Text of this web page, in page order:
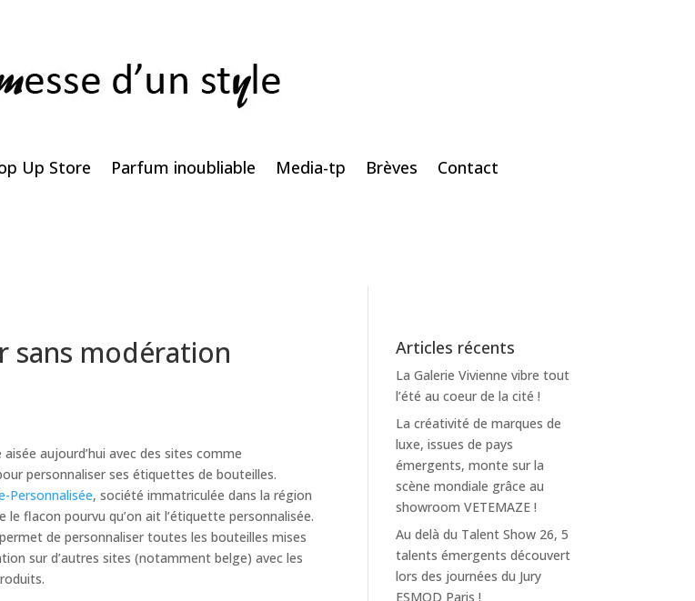
Up Store Parfum inoubliable Media-tp Brèves Contact
sans modération
aujourd’hui avec des sites comme
personnaliser ses étiquettes de bouteilles.
Personnalisée, société immatriculée dans la région
flacon pourvu qu’on ait l’étiquette personnalisée.
de personnaliser toutes les bouteilles mises
sur d’autres sites (notamment belge) avec les
Articles récents
La Galerie Vivienne vibre tout
l’été au coeur de la cité !
La créativité de marques de
luxe, issues de pays
émergents, monte sur la
scène mondiale grâce au
showroom VETEMAZE !
Au delà du Talent Show 26, 5
talents émergents découvert
lors des journées du Jury
ESMOD Paris !